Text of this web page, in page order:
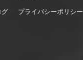
グ プライバシーポリシー